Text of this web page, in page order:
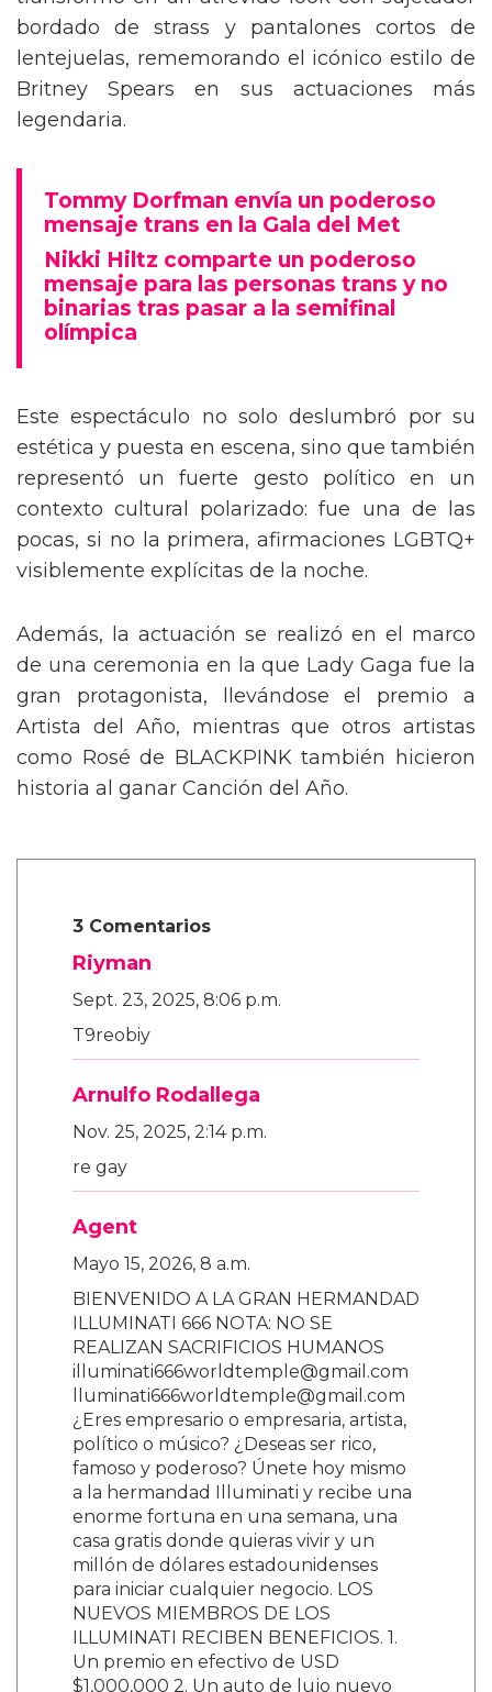
transformó en un atrevido look con sujetador
bordado de strass y pantalones cortos de
lentejuelas, rememorando el icónico estilo de
Britney Spears en sus actuaciones más
legendaria.
Tommy Dorfman envía un poderoso
mensaje trans en la Gala del Met
Nikki Hiltz comparte un poderoso
mensaje para las personas trans y no
binarias tras pasar a la semifinal
olímpica
Este espectáculo no solo deslumbró por su
estética y puesta en escena, sino que también
representó un fuerte gesto político en un
contexto cultural polarizado: fue una de las
pocas, si no la primera, afirmaciones LGBTQ+
visiblemente explícitas de la noche.
Además, la actuación se realizó en el marco
de una ceremonia en la que Lady Gaga fue la
gran protagonista, llevándose el premio a
Artista del Año, mientras que otros artistas
como Rosé de BLACKPINK también hicieron
historia al ganar Canción del Año.
Riyman
Arnulfo Rodallega
Agent
BIENVENIDO A LA GRAN HERMANDAD
ILLUMINATI 666 NOTA: NO SE
REALIZAN SACRIFICIOS HUMANOS
illuminati666worldtemple@gmail.com
lluminati666worldtemple@gmail.com
¿Eres empresario o empresaria, artista,
político o músico? ¿Deseas ser rico,
famoso y poderoso? Únete hoy mismo
a la hermandad Illuminati y recibe una
enorme fortuna en una semana, una
casa gratis donde quieras vivir y un
millón de dólares estadounidenses
para iniciar cualquier negocio. LOS
NUEVOS MIEMBROS DE LOS
ILLUMINATI RECIBEN BENEFICIOS. 1.
Un premio en efectivo de USD